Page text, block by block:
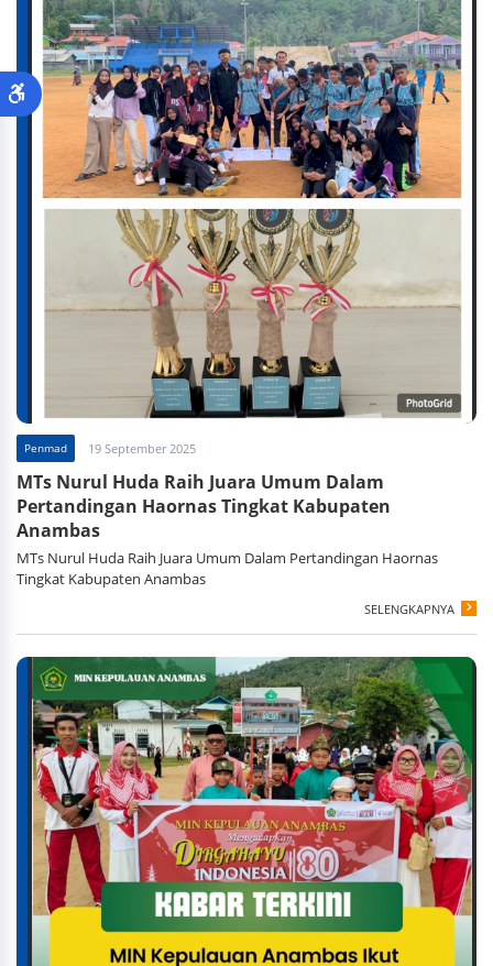
Penmad 19 September 2025
MTs Nurul Huda Raih Juara Umum Dalam
Pertandingan Haornas Tingkat Kabupaten
Anambas
MTs Nurul Huda Raih Juara Umum Dalam Pertandingan Haornas
Tingkat Kabupaten Anambas
SELENGKAPNYA